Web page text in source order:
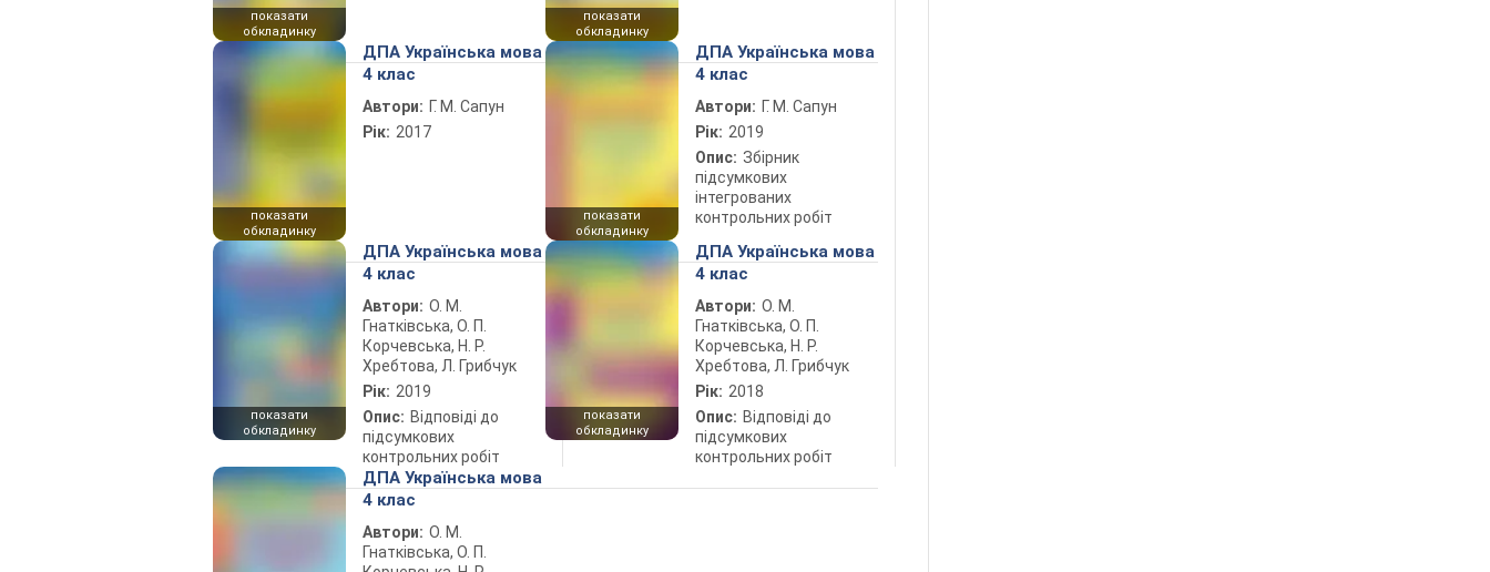
показати
обкладинку
показати
обкладинку
показати
обкладинку
ДПА Українська мова
4 клас
Автори: Г. М. Сапун
Рік: 2017
показати
обкладинку
ДПА Українська мова
4 клас
Автори: Г. М. Сапун
Рік: 2019
Опис: Збірник
підсумкових
інтегрованих
контрольних робіт
показати
обкладинку
ДПА Українська мова
4 клас
Автори: О. М.
Гнатківська, О. П.
Корчевська, Н. Р.
Хребтова, Л. Грибчук
Рік: 2019
Опис: Відповіді до
підсумкових
контрольних робіт
показати
обкладинку
ДПА Українська мова
4 клас
Автори: О. М.
Гнатківська, О. П.
Корчевська, Н. Р.
Хребтова, Л. Грибчук
Рік: 2018
Опис: Відповіді до
підсумкових
контрольних робіт
ДПА Українська мова
4 клас
Автори: О. М.
Гнатківська, О. П.